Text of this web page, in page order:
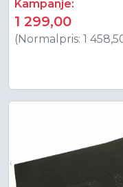
Kampanje:
1 299,00
(Normalpris: 1